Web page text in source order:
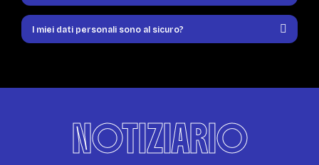
I miei dati personali sono al sicuro?
NOTIZIARIO